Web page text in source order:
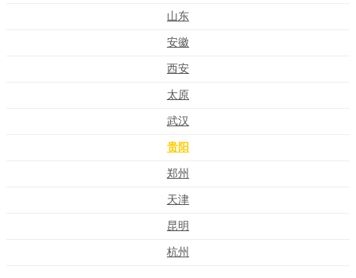
山东
安徽
西安
太原
武汉
贵阳
郑州
天津
昆明
杭州